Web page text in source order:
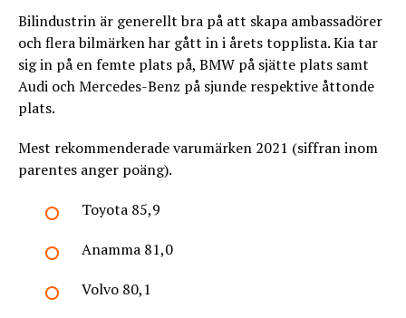
Bilindustrin är generellt bra på att skapa ambassadörer
och flera bilmärken har gått in i årets topplista. Kia tar
sig in på en femte plats på, BMW på sjätte plats samt
Audi och Mercedes-Benz på sjunde respektive åttonde
plats.
Mest rekommenderade varumärken 2021 (siffran inom
parentes anger poäng).
Toyota 85,9
Anamma 81,0
Volvo 80,1